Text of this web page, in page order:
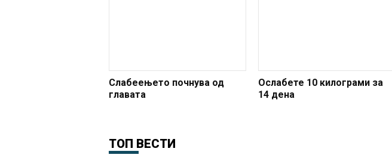
Слабеењето почнува од
главата
Ослабете 10 килограми за
14 дена
ТОП ВЕСТИ